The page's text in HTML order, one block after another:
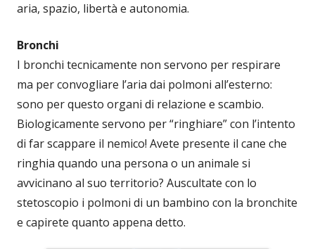
aria, spazio, libertà e autonomia.
Bronchi
I bronchi tecnicamente non servono per respirare
ma per convogliare l’aria dai polmoni all’esterno:
sono per questo organi di relazione e scambio.
Biologicamente servono per “ringhiare” con l’intento
di far scappare il nemico! Avete presente il cane che
ringhia quando una persona o un animale si
avvicinano al suo territorio? Auscultate con lo
stetoscopio i polmoni di un bambino con la bronchite
e capirete quanto appena detto.